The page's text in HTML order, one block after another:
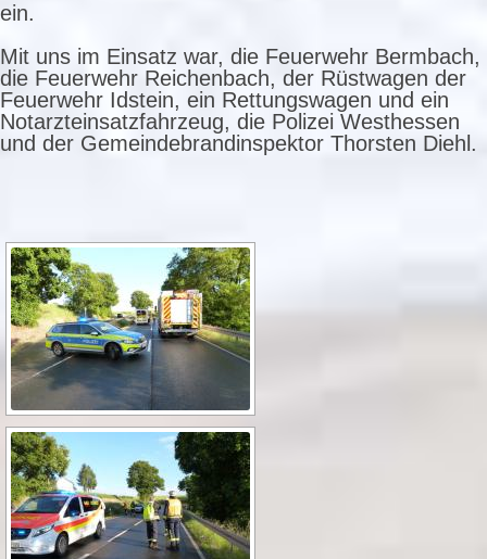
ein.
Mit uns im Einsatz war, die Feuerwehr Bermbach,
die Feuerwehr Reichenbach, der Rüstwagen der
Feuerwehr Idstein, ein Rettungswagen und ein
Notarzteinsatzfahrzeug, die Polizei Westhessen
und der Gemeindebrandinspektor Thorsten Diehl.